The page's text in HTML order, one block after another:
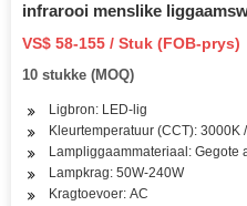
infrarooi menslike
VS$ 58-155 / Stuk (FOB-prys)
10 stukke (MOQ)
Ligbron: LED-lig
Kleurtemperatuur (CCT):
Lampliggaammateriaal: Gegote
Lampkrag: 50W-240W
Kragtoevoer: AC